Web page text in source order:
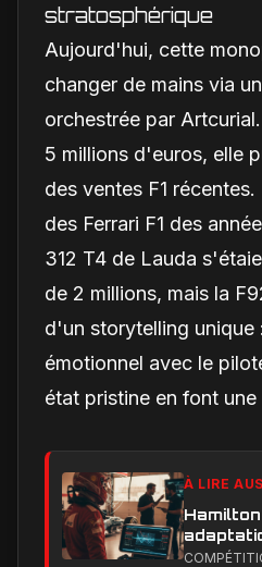
stratosphérique
Aujourd'hui, cette
changer de mains via
orchestrée par
5 millions d'euros, elle
des ventes F1
des Ferrari F1 des
312 T4 de Lauda
de 2 millions, mais la
d'un storytelling unique
émotionnel avec le
état pristine en font
À LIRE
et